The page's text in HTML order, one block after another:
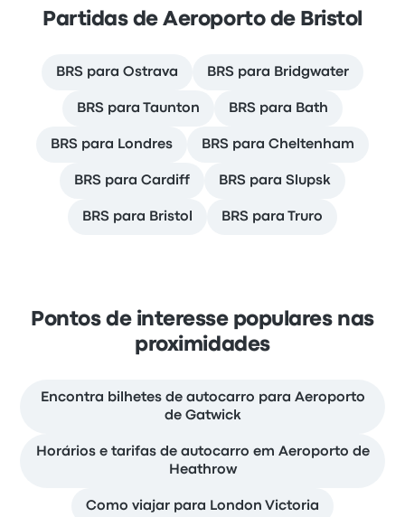
Partidas de Aeroporto de Bristol
BRS para Ostrava BRS para Bridgwater
BRS para Taunton BRS para Bath
BRS para Londres BRS para Cheltenham
BRS para Cardiff BRS para Slupsk
BRS para Bristol BRS para Truro
Pontos de interesse populares nas
proximidades
Encontra bilhetes de autocarro para Aeroporto
de Gatwick
Horários e tarifas de autocarro em Aeroporto de
Heathrow
Como viajar para London Victoria